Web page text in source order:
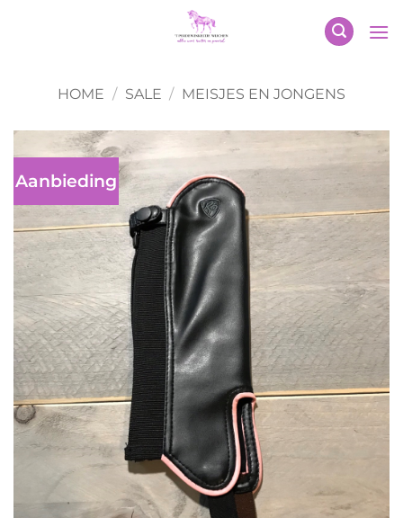
HOME / SALE / MEISJES EN JONGENS
Aanbieding